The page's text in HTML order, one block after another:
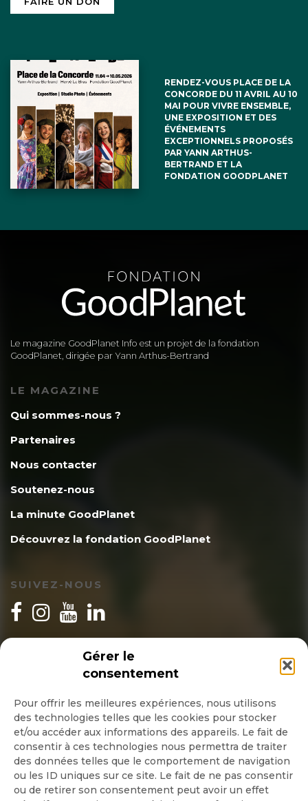
Gérer le
consentement
Pour offrir les meilleures expériences, nous utilisons
des technologies telles que les cookies pour stocker
et/ou accéder aux informations des appareils. Le fait de
consentir à ces technologies nous permettra de traiter
des données telles que le comportement de navigation
ou les ID uniques sur ce site. Le fait de ne pas consentir
ou de retirer son consentement peut avoir un effet
RENDEZ-VOUS PLACE DE LA
CONCORDE DU 11 AVRIL AU 10
MAI POUR VIVRE ENSEMBLE,
UNE EXPOSITION ET DES
ÉVÉNEMENTS
EXCEPTIONNELS PROPOSÉS
PAR YANN ARTHUS-
BERTRAND ET LA
FONDATION GOODPLANET
Le magazine GoodPlanet Info est un projet de la fondation
GoodPlanet, dirigée par Yann Arthus-Bertrand
LE MAGAZINE
Qui sommes-nous ?
Partenaires
Nous contacter
Soutenez-nous
La minute GoodPlanet
Découvrez la fondation GoodPlanet
SUIVEZ-NOUS
INSCRIPTION NEWSLETTER
Quotidienne
Hebdo
OK